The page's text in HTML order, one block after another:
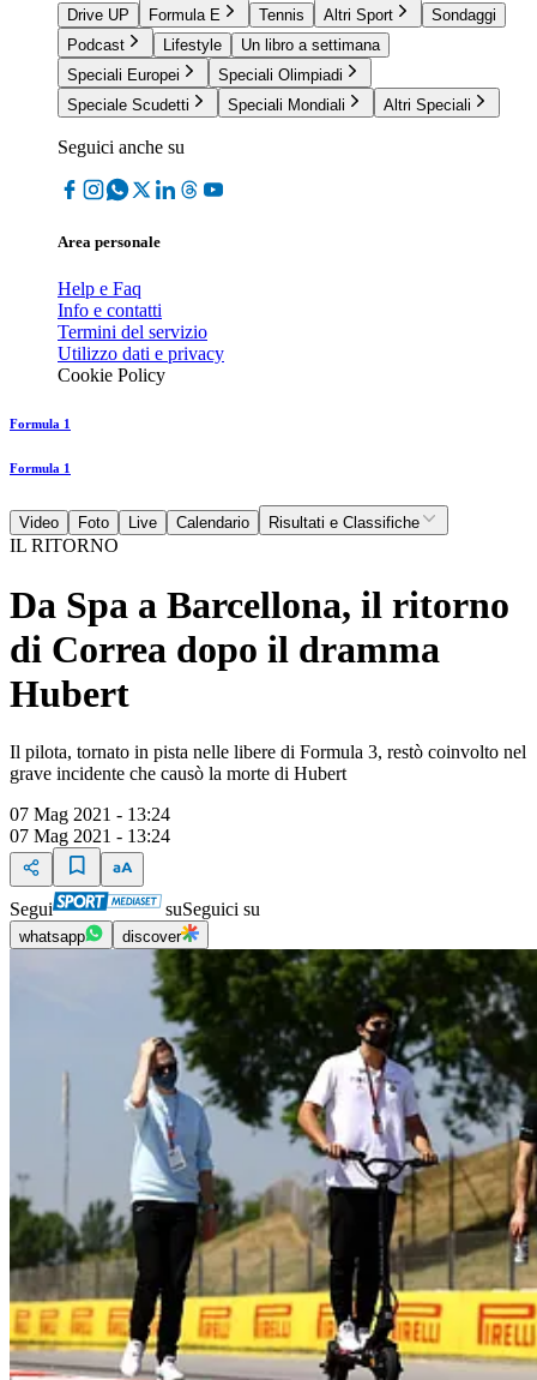
Drive UP
Formula E Tennis Altri Sport
Sondaggi
Podcast
Lifestyle
Un libro a settimana
Speciali Europei
Speciali Olimpiadi
Speciale Scudetti
Speciali Mondiali Altri Speciali
Seguici anche su
Area personale
Help e Faq
Info e contatti
Termini del servizio
Utilizzo dati e privacy
Cookie Policy
Formula 1
Formula 1
Video Foto Live Calendario Risultati e Classifiche
IL RITORNO
Da Spa a Barcellona, il ritorno
di Correa dopo il dramma
Hubert
Il pilota, tornato in pista nelle libere di Formula 3, restò coinvolto nel
grave incidente che causò la morte di Hubert
07 Mag 2021 - 13:24
07 Mag 2021 - 13:24
Segui suSeguici su
whatsapp discover